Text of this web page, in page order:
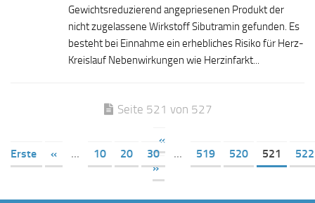
Gewichtsreduzierend angepriesenen Produkt der
nicht zugelassene Wirkstoff Sibutramin gefunden. Es
besteht bei Einnahme ein erhebliches Risiko für Herz-
Kreislauf Nebenwirkungen wie Herzinfarkt...
Seite 521 von 527
«
Erste
« ... 10 20 30 ... 519 520 521
522
»